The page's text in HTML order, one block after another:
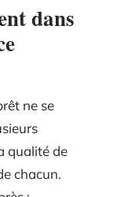
dans
ne se
qualité de
chacun.